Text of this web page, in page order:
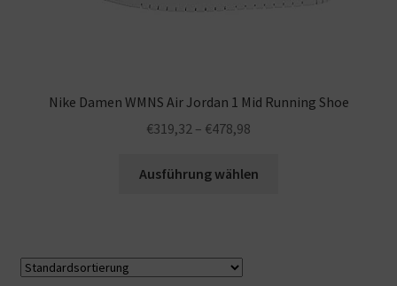
Nike Damen WMNS Air Jordan 1 Mid Running Shoe
€319,32 – €478,98
Ausführung wählen